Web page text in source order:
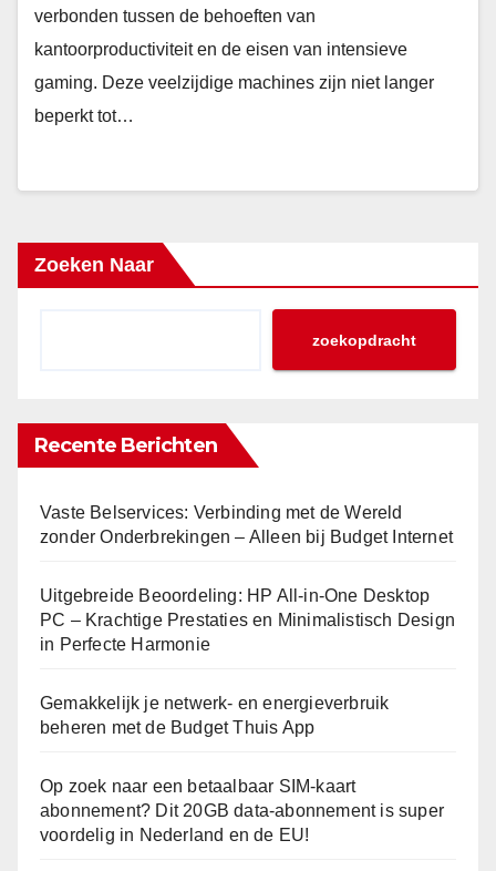
verbonden tussen de behoeften van
kantoorproductiviteit en de eisen van intensieve
gaming. Deze veelzijdige machines zijn niet langer
beperkt tot…
Zoeken Naar
zoekopdracht
Recente Berichten
Vaste Belservices: Verbinding met de Wereld
zonder Onderbrekingen – Alleen bij Budget Internet
Uitgebreide Beoordeling: HP All-in-One Desktop
PC – Krachtige Prestaties en Minimalistisch Design
in Perfecte Harmonie
Gemakkelijk je netwerk- en energieverbruik
beheren met de Budget Thuis App
Op zoek naar een betaalbaar SIM-kaart
abonnement? Dit 20GB data-abonnement is super
voordelig in Nederland en de EU!